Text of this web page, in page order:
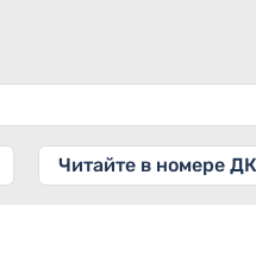
Читайте в номере ДК